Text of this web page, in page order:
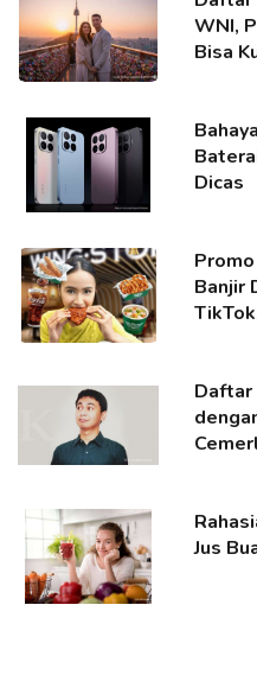
WNI,
Bisa
Dicas
Banjir
Jus